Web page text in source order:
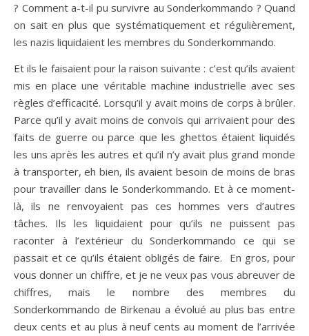
? Comment a-t-il pu survivre au Sonderkommando ? Quand
on sait en plus que systématiquement et régulièrement,
les nazis liquidaient les membres du Sonderkommando.
Et ils le faisaient pour la raison suivante : c’est qu’ils avaient
mis en place une véritable machine industrielle avec ses
règles d’efficacité. Lorsqu’il y avait moins de corps à brûler.
Parce qu’il y avait moins de convois qui arrivaient pour des
faits de guerre ou parce que les ghettos étaient liquidés
les uns après les autres et qu’il n’y avait plus grand monde
à transporter, eh bien, ils avaient besoin de moins de bras
pour travailler dans le Sonderkommando. Et à ce moment-
là, ils ne renvoyaient pas ces hommes vers d’autres
tâches. Ils les liquidaient pour qu’ils ne puissent pas
raconter à l’extérieur du Sonderkommando ce qui se
passait et ce qu’ils étaient obligés de faire. En gros, pour
vous donner un chiffre, et je ne veux pas vous abreuver de
chiffres, mais le nombre des membres du
Sonderkommando de Birkenau a évolué au plus bas entre
deux cents et au plus à neuf cents au moment de l’arrivée